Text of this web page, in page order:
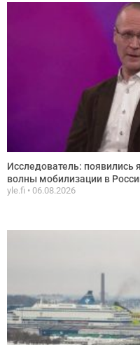
Исследователь: появились
волны мобилизации в
yle.fi 06.08.2026